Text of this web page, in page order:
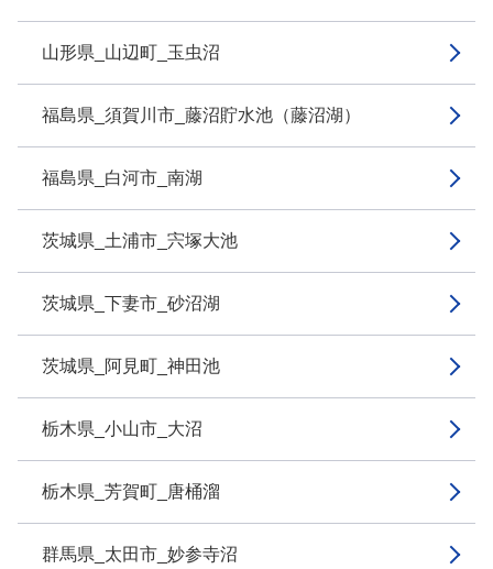
山形県_山辺町_玉虫沼
福島県_須賀川市_藤沼貯水池（藤沼湖）
福島県_白河市_南湖
茨城県_土浦市_宍塚大池
茨城県_下妻市_砂沼湖
茨城県_阿見町_神田池
栃木県_小山市_大沼
栃木県_芳賀町_唐桶溜
群馬県_太田市_妙参寺沼